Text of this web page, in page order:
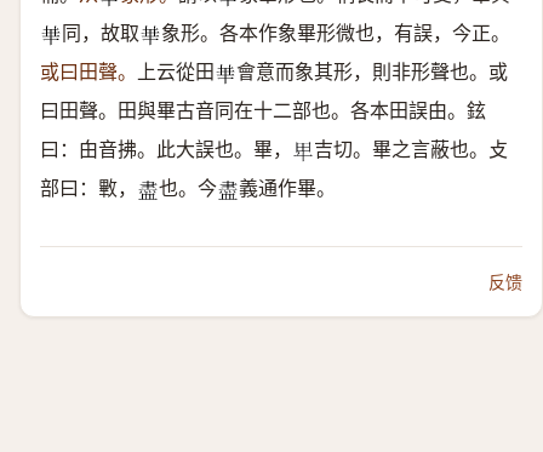
𠦒 同，故取𠦒 象形。各本作象畢形微也，有誤，今正。
或曰田聲。 上云從田𠦒 會意而象其形，則非形聲也。或
曰田聲。田與畢古音同在十二部也。各本田誤甶。鉉
曰：甶音拂。此大誤也。畢， 𤰞 吉切。畢之言蔽也。攴
部曰：㪤， 𧗊 也。今𧗊 義通作畢。
反馈